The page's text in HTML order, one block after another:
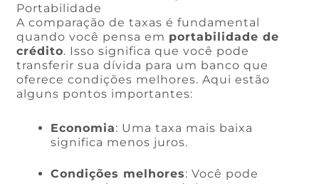
Portabilidade
A comparação de taxas é fundamental
quando você pensa em portabilidade de
crédito. Isso significa que você pode
transferir sua dívida para um banco que
oferece condições melhores. Aqui estão
alguns pontos importantes:
Economia: Uma taxa mais baixa
significa menos juros.
Condições melhores: Você pode